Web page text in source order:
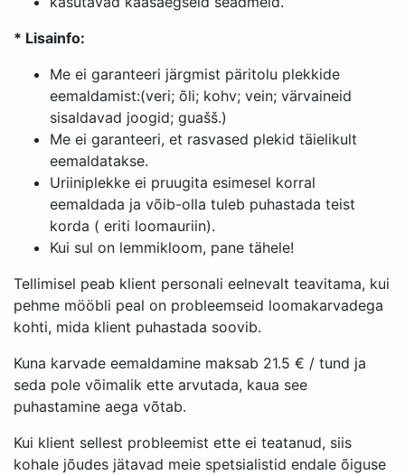
* Lisainfo:
Me ei garanteeri järgmist päritolu plekkide
eemaldamist:(veri; õli; kohv; vein; värvaineid
sisaldavad joogid; guašš.)
Me ei garanteeri, et rasvased plekid täielikult
eemaldatakse.
Uriiniplekke ei pruugita esimesel korral
eemaldada ja võib-olla tuleb puhastada teist
korda ( eriti loomauriin).
Kui sul on lemmikloom, pane tähele!
Tellimisel peab klient personali eelnevalt teavitama, kui
pehme mööbli peal on probleemseid loomakarvadega
kohti, mida klient puhastada soovib.
Kuna karvade eemaldamine maksab 21.5 € / tund ja
seda pole võimalik ette arvutada, kaua see
puhastamine aega võtab.
Kui klient sellest probleemist ette ei teatanud, siis
kohale jõudes jätavad meie spetsialistid endale õiguse